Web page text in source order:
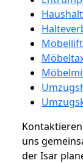
uns
der Isar